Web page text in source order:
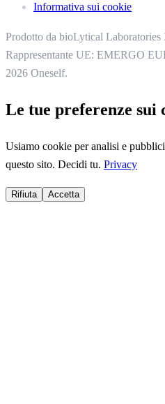
Informativa sui cookie
Prodotto da bioLytical Laboratories
Rappresentante UE: EMERGO
2026 Oneself.
Le tue preferenze sui
Usiamo cookie per analisi e
questo sito. Decidi tu. Privacy
Rifiuta Accetta